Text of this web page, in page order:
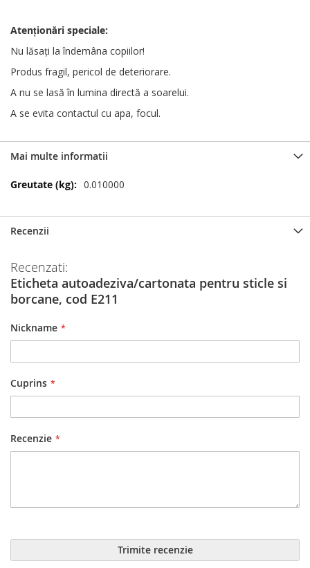
Atenționări speciale:
Nu lăsați la îndemâna copiilor!
Produs fragil, pericol de deteriorare.
A nu se lasă în lumina directă a soarelui.
A se evita contactul cu apa, focul.
Mai multe informatii
Mai
0.010000
Recenzii
Recenzati:
Eticheta autoadeziva/cartonata pentru sticle si
borcane, cod E211
Nickname
Cuprins
Recenzie
Trimite recenzie